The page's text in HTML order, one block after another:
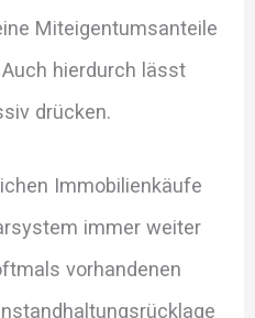
Miteigentumsanteile
hierdurch lässt
drücken.
Immobilienkäufe
immer weiter
vorhandenen